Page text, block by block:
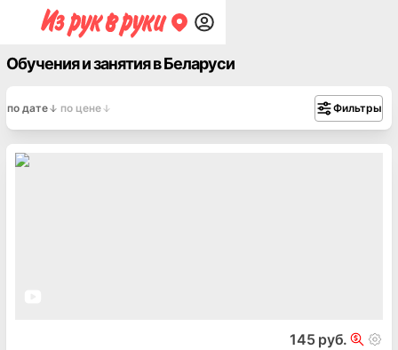
Обучения и занятия в Беларуси
по дате по цене Фильтры
145 руб.